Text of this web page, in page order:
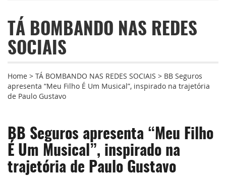
TÁ BOMBANDO NAS REDES
SOCIAIS
Home > TÁ BOMBANDO NAS REDES SOCIAIS > BB Seguros
apresenta “Meu Filho É Um Musical”, inspirado na trajetória
de Paulo Gustavo
BB Seguros apresenta “Meu Filho
É Um Musical”, inspirado na
trajetória de Paulo Gustavo